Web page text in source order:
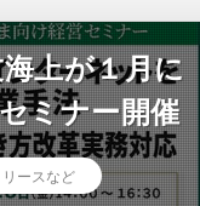
上が１月に
ミナー開催
ースなど